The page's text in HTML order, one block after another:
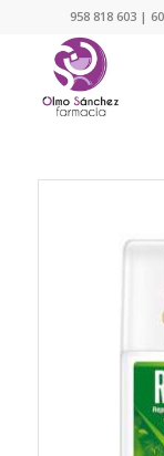
958 818 603 |